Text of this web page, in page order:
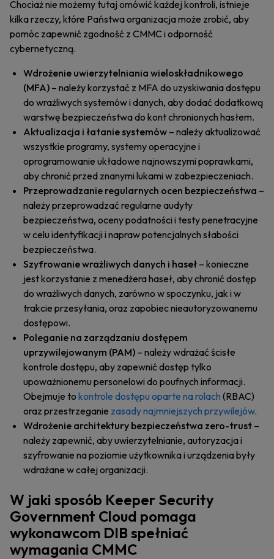
Chociaż nie możemy tutaj omówić każdej kontroli, istnieje
kilka rzeczy, które Państwa organizacja może zrobić, aby
pomóc zapewnić zgodność z CMMC i odporność
cybernetyczną.
Wdrożenie uwierzytelniania wieloskładnikowego
(MFA) – należy korzystać z MFA do uzyskiwania dostępu
do wrażliwych systemów i danych, aby dodać dodatkową
warstwę bezpieczeństwa do kont chronionych hasłem.
Aktualizacja i łatanie systemów – należy aktualizować
wszystkie programy, systemy operacyjne i
oprogramowanie układowe najnowszymi poprawkami,
aby chronić przed znanymi lukami w zabezpieczeniach.
Przeprowadzanie regularnych ocen bezpieczeństwa –
należy przeprowadzać regularne audyty
bezpieczeństwa, oceny podatności i testy penetracyjne
w celu identyfikacji i napraw potencjalnych słabości
bezpieczeństwa.
Szyfrowanie wrażliwych danych i haseł – konieczne
jest korzystanie z menedżera haseł, aby chronić dostęp
do wrażliwych danych, zarówno w spoczynku, jak i w
trakcie przesyłania, oraz zapobiec nieautoryzowanemu
dostępowi.
Poleganie na zarządzaniu dostępem
uprzywilejowanym (PAM) – należy wdrażać ścisłe
kontrole dostępu, aby zapewnić dostęp tylko
upoważnionemu personelowi do poufnych informacji.
Obejmuje to kontrole dostępu oparte na rolach (RBAC)
oraz przestrzeganie zasady najmniejszych przywilejów.
Wdrożenie architektury bezpieczeństwa zero-trust –
należy zapewnić, aby uwierzytelnianie, autoryzacja i
szyfrowanie na poziomie użytkownika i urządzenia były
wdrażane w całej organizacji.
W jaki sposób Keeper Security
Government Cloud pomaga
wykonawcom DIB spełniać
wymagania CMMC